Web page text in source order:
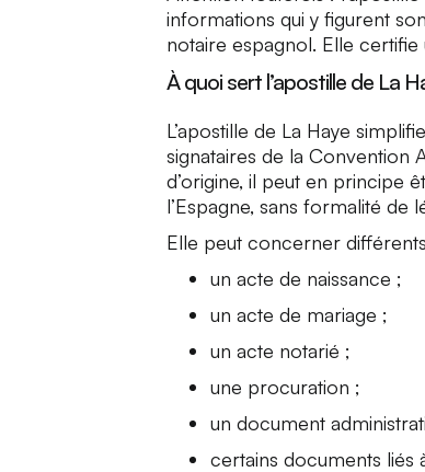
informations qui y figurent
notaire espagnol. Elle
À quoi sert l’apostille de La
L’apostille de La Haye
signataires de la Convention
d’origine, il peut en principe
l’Espagne, sans formalité de
Elle peut concerner
un acte de naissance ;
un acte de mariage ;
un acte notarié ;
une procuration ;
un document
certains documents liés